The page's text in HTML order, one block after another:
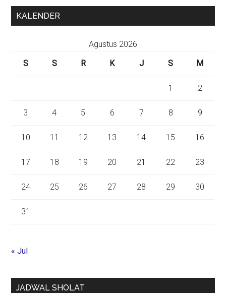
KALENDER
Agustus 2026
S
S R K J S M
1 2
3 4 5 6 7 8 9
10 11 12 13 14 15 16
17 18 19 20 21 22 23
24 25 26 27 28 29 30
31
« Jul
JADWAL SHOLAT